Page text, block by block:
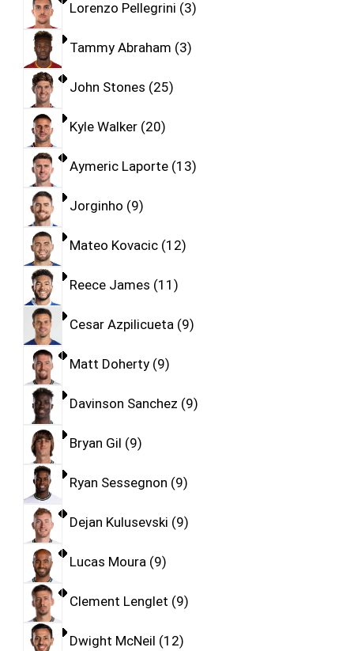
Lorenzo Pellegrini 3
Tammy Abraham 3
John Stones 25
Kyle Walker 20
Aymeric Laporte 13
Jorginho 9
Mateo Kovacic 12
Reece James 11
Cesar Azpilicueta 9
Matt Doherty 9
Davinson Sanchez 9
Bryan Gil 9
Ryan Sessegnon 9
Dejan Kulusevski 9
Lucas Moura 9
Clement Lenglet 9
Dwight McNeil 12